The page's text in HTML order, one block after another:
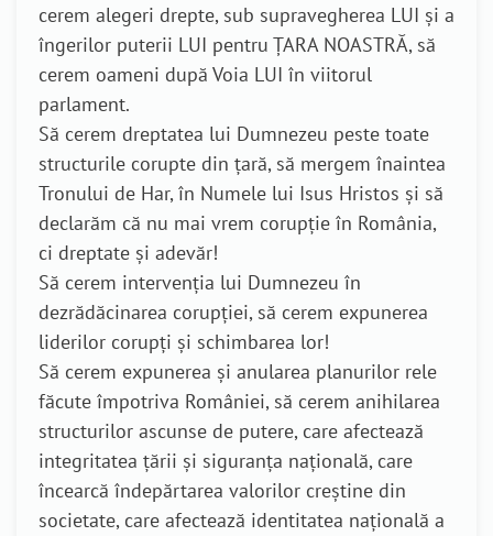
cerem alegeri drepte, sub supravegherea LUI și a
îngerilor puterii LUI pentru ȚARA NOASTRĂ, să
cerem oameni după Voia LUI în viitorul
parlament.
Să cerem dreptatea lui Dumnezeu peste toate
structurile corupte din țară, să mergem înaintea
Tronului de Har, în Numele lui Isus Hristos și să
declarăm că nu mai vrem corupție în România,
ci dreptate și adevăr!
Să cerem intervenția lui Dumnezeu în
dezrădăcinarea corupției, să cerem expunerea
liderilor corupți și schimbarea lor!
Să cerem expunerea și anularea planurilor rele
făcute împotriva României, să cerem anihilarea
structurilor ascunse de putere, care afectează
integritatea țării și siguranța națională, care
încearcă îndepărtarea valorilor creștine din
societate, care afectează identitatea națională a